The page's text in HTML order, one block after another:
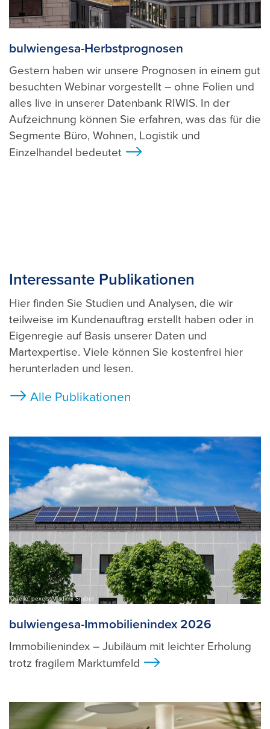
bulwiengesa-Herbstprognosen
Gestern haben wir unsere Prognosen in einem gut
besuchten Webinar vorgestellt – ohne Folien und
alles live in unserer Datenbank RIWIS. In der
Aufzeichnung können Sie erfahren, was das für die
Segmente Büro, Wohnen, Logistik und
Einzelhandel bedeutet
Interessante Publikationen
Hier finden Sie Studien und Analysen, die wir
teilweise im Kundenauftrag erstellt haben oder in
Eigenregie auf Basis unserer Daten und
Martexpertise. Viele können Sie kostenfrei hier
herunterladen und lesen.
Alle Publikationen
Quelle: pexels, Vladimir Srajber
bulwiengesa-Immobilienindex 2026
Immobilienindex – Jubiläum mit leichter Erholung
trotz fragilem Marktumfeld